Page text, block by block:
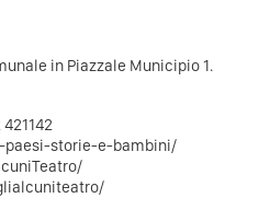
in Piazzale Municipio 1.
paesi-storie-e-bambini/